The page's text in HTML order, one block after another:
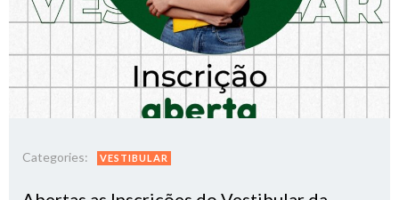
Categories: VESTIBULAR